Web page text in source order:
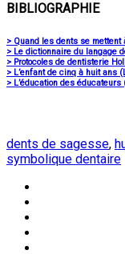
BIBLIOGRAPHIE
> Quand les dents se
> Le dictionnaire du langage
> Protocoles de dentisterie
> L’enfant de cinq à huit ans
> L’éducation des éducateurs
dents de sagesse,
symbolique dentaire